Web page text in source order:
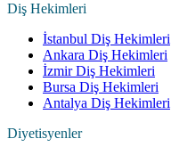
Diş Hekimleri
İstanbul Diş Hekimleri
Ankara Diş Hekimleri
İzmir Diş Hekimleri
Bursa Diş Hekimleri
Antalya Diş Hekimleri
Diyetisyenler